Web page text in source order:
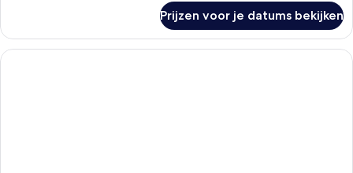
kamer,
toegankelijk
voor
Prijzen voor je datums bekijken